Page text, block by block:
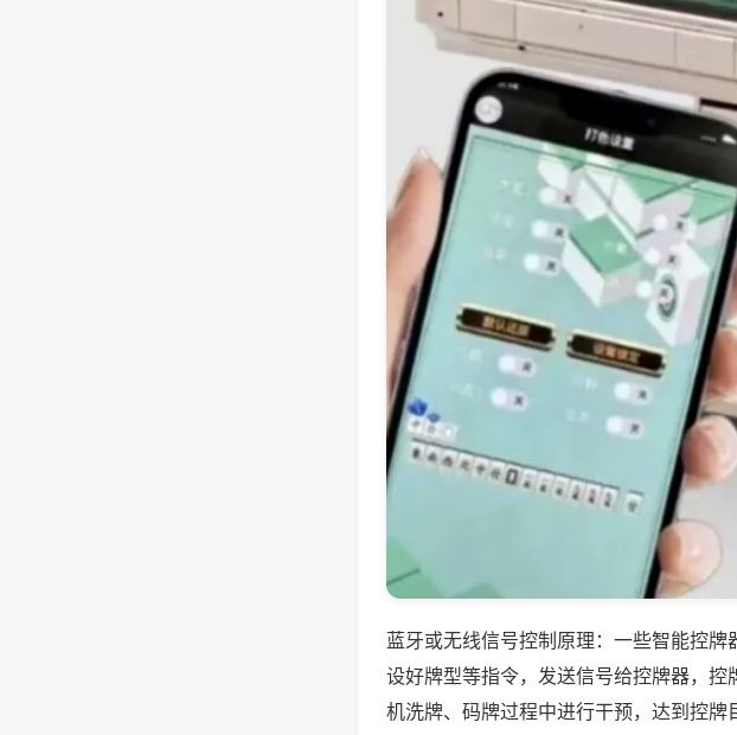
蓝牙或无线信号控制原理：一些智能控
设好牌型等指令，发送信号给控牌器，
机洗牌、码牌过程中进行干预，达到控牌